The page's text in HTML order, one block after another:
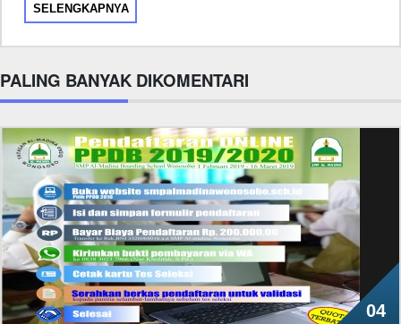
SELENGKAPNYA
PALING BANYAK DIKOMENTARI
04